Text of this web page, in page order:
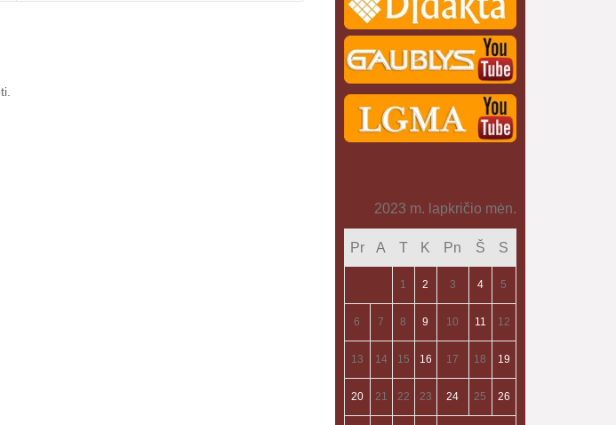
2023 m. lapkričio mėn.
Pr A T K Pn Š S
1 2 3 4 5
6 7 8 9 10 11 12
13 14 15 16 17 18 19
20 21 22 23 24 25 26